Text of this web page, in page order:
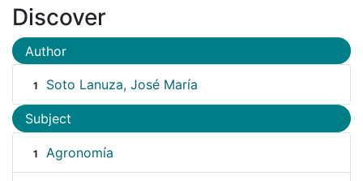
Discover
Author
1 Soto Lanuza, José María
Subject
1 Agronomía